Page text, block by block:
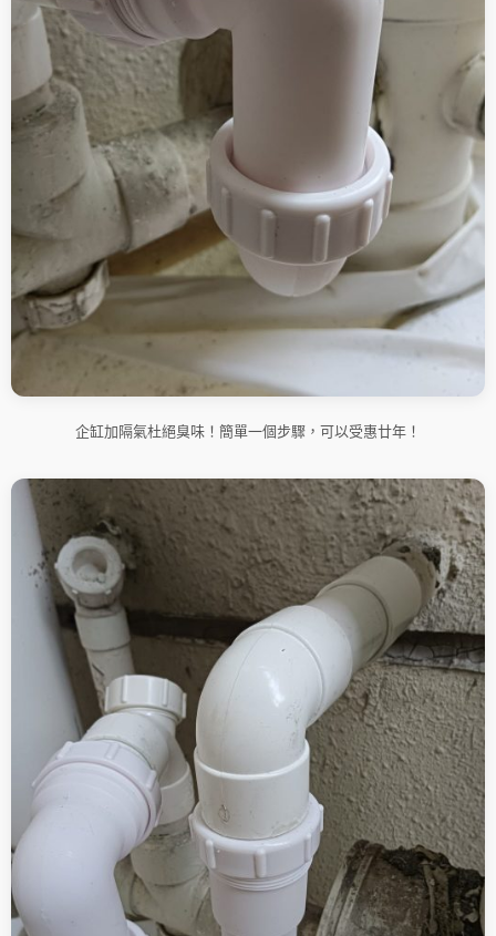
企缸加隔氣杜絕臭味！簡單一個步驟，可以受惠廿年！